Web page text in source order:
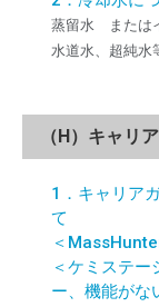
蒸留水 または
水道水、超純水
（H）キャリ
1．キャリア
て
＜
＜ケミステ
ー、機能がな